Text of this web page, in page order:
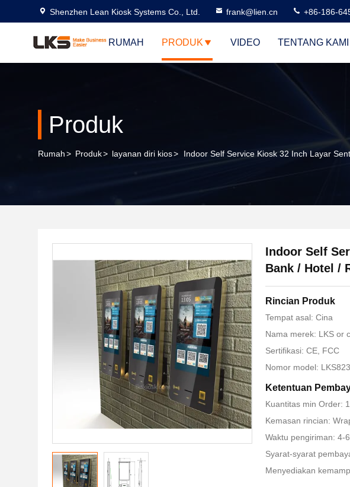
Shenzhen Lean Kiosk Systems Co., Ltd. frank@lien.cn +86-186-
RUMAH PRODUK VIDEO TENTANG KAMI
Produk
Rumah> Produk> layanan diri kios> Indoor Self Service Kiosk 32 Inch Layar
Indoor Self
Bank / Hotel /
Rincian Produk
Tempat asal: Cina
Nama merek: LKS or
Sertifikasi: CE, FCC
Nomor model:
Ketentuan
Kuantitas min Order:
Kemasan rincian:
Waktu pengiriman: 4-
Syarat-syarat
Menyediakan